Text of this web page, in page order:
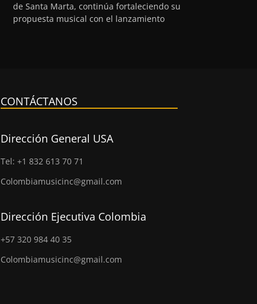
de Santa Marta, continúa fortaleciendo su
propuesta musical con el lanzamiento
CONTÁCTANOS
Dirección General USA
Tel: +1 832 613 70 71
Colombiamusicinc@gmail.com
Dirección Ejecutiva Colombia
+57 320 984 40 35
Colombiamusicinc@gmail.com